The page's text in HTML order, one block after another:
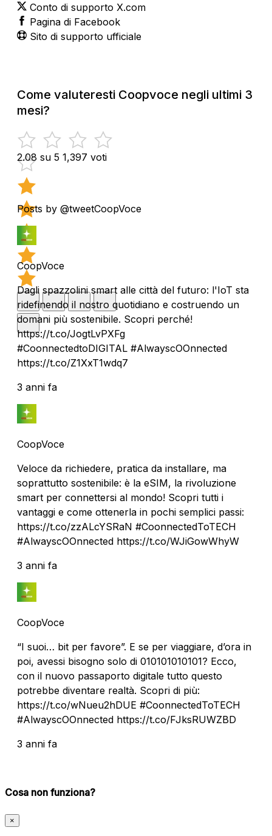
Conto di supporto X.com
Pagina di Facebook
Sito di supporto ufficiale
Come valuteresti Coopvoce negli ultimi 3
mesi?
2.08 su 5 1,397 voti
Posts by @tweetCoopVoce
CoopVoce
Dagli spazzolini smart alle città del futuro: l'IoT sta
ridefinendo il nostro quotidiano e costruendo un
domani più sostenibile. Scopri perché!
https://t.co/JogtLvPXFg
#CoonnectedtoDIGITAL #AlwayscOOnnected
https://t.co/Z1XxT1wdq7
3 anni fa
CoopVoce
Veloce da richiedere, pratica da installare, ma
soprattutto sostenibile: è la eSIM, la rivoluzione
smart per connettersi al mondo! Scopri tutti i
vantaggi e come ottenerla in pochi semplici passi:
https://t.co/zzALcYSRaN #CoonnectedToTECH
#AlwayscOOnnected https://t.co/WJiGowWhyW
3 anni fa
CoopVoce
“I suoi… bit per favore”. E se per viaggiare, d’ora in
poi, avessi bisogno solo di 010101010101? Ecco,
con il nuovo passaporto digitale tutto questo
potrebbe diventare realtà. Scopri di più:
https://t.co/wNueu2hDUE #CoonnectedToTECH
#AlwayscOOnnected https://t.co/FJksRUWZBD
3 anni fa
Cosa non funziona?
×